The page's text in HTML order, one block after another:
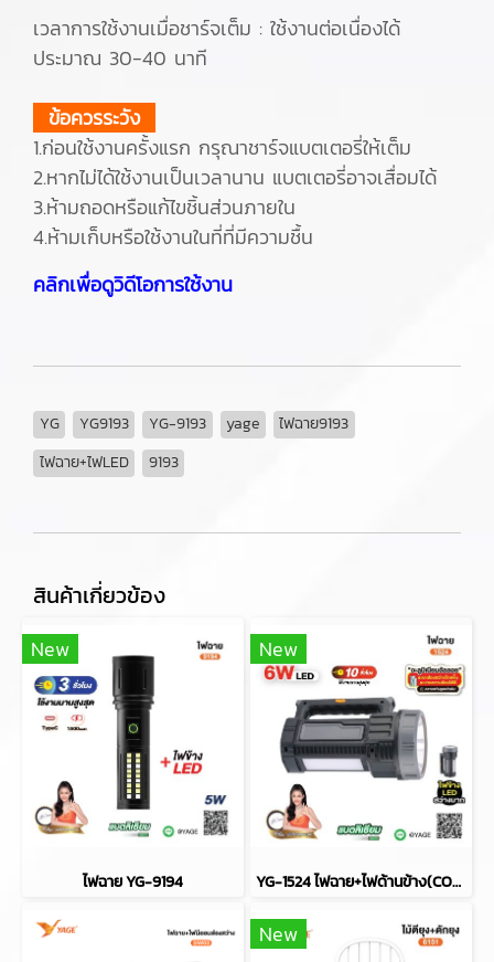
เวลาการใช้งานเมื่อชาร์จเต็ม : ใช้งานต่อเนื่องได้
ประมาณ 30-40 นาที
ข้อควรระวัง
1.ก่อนใช้งานครั้งแรก กรุณาชาร์จแบตเตอรี่ให้เต็ม
2.หากไม่ได้ใช้งานเป็นเวลานาน แบตเตอรี่อาจเสื่อมได้
3.ห้ามถอดหรือแก้ไขชิ้นส่วนภายใน
4.ห้ามเก็บหรือใช้งานในที่ที่มีความชื้น
คลิกเพื่อดูวิดีโอการใช้งาน
YG YG9193 YG-9193 yage
ไฟฉาย9193
ไฟฉาย+ไฟLED
9193
สินค้าเกี่ยวข้อง
New
ไฟฉาย YG-9194
New
YG-1524 ไฟฉาย+ไฟด้านข้าง(COB)
New